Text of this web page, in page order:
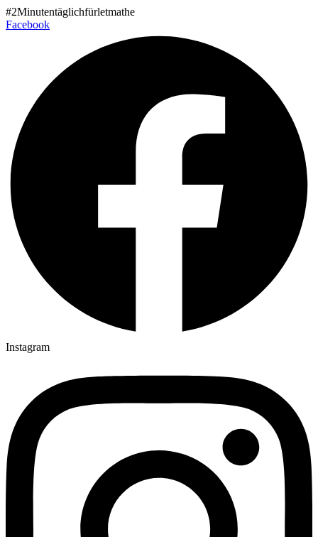
Zum
Inhalt
#2Minutentäglichfürletmathe
Facebook
Instagram